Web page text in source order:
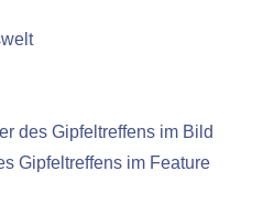
des Gipfeltreffens im Bild
Gipfeltreffens im Feature